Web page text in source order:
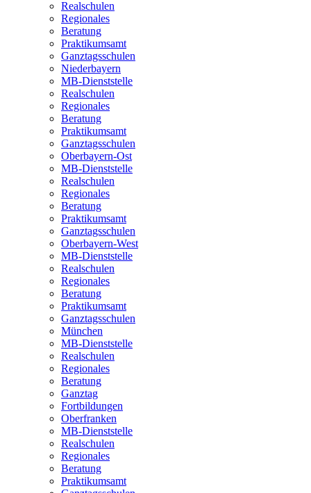
Realschulen
Regionales
Beratung
Praktikumsamt
Ganztagsschulen
Niederbayern
MB-Dienststelle
Realschulen
Regionales
Beratung
Praktikumsamt
Ganztagsschulen
Oberbayern-Ost
MB-Dienststelle
Realschulen
Regionales
Beratung
Praktikumsamt
Ganztagsschulen
Oberbayern-West
MB-Dienststelle
Realschulen
Regionales
Beratung
Praktikumsamt
Ganztagsschulen
München
MB-Dienststelle
Realschulen
Regionales
Beratung
Ganztag
Fortbildungen
Oberfranken
MB-Dienststelle
Realschulen
Regionales
Beratung
Praktikumsamt